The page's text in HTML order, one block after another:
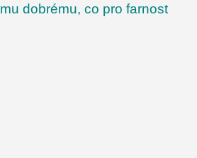
dobrému, co pro farnost